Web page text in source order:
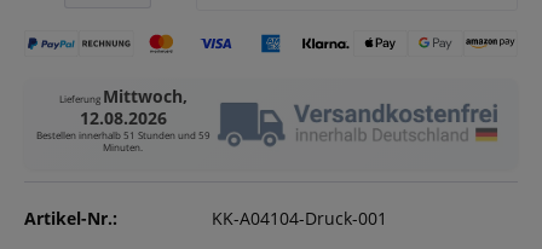
Lieferung Mittwoch,
12.08.2026
Bestellen innerhalb51 Stunden und 59
Minuten.
Artikel-Nr.: KK-A04104-Druck-001